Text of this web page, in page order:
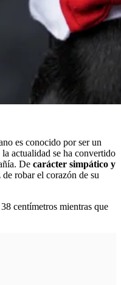
es conocido por ser un
actualidad se ha convertido
De carácter simpático y
de robar el corazón de su
centímetros mientras que